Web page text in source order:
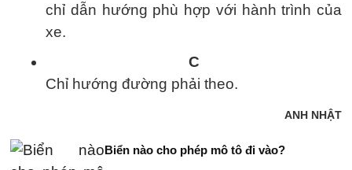
chỉ dẫn hướng phù hợp với hành trình của
xe.
C
Chỉ hướng đường phải theo.
ANH NHẬT
Biển nào cho phép mô tô đi vào?